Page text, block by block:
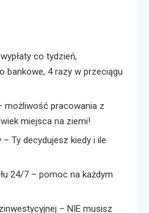
co tydzień,
bankowe, 4 razy w przeciągu
możliwość pracowania z
miejsca na ziemi!
Ty decydujesz kiedy i ile
24/7 – pomoc na każdym
– NIE musisz